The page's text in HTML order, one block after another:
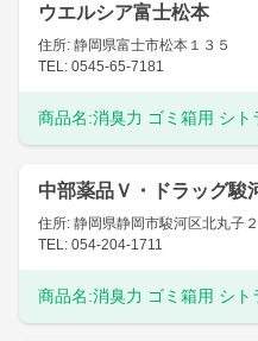
ウエルシア富士松本
住所: 静岡県富士市松本１３５
TEL: 0545-65-7181
商品名:消臭力 ゴミ箱用 シト
中部薬品Ｖ・ドラッグ駿
住所: 静岡県静岡市駿河区北丸子
TEL: 054-204-1711
商品名:消臭力 ゴミ箱用 シト